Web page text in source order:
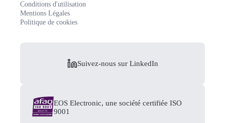
Conditions d'utilisation
Mentions Légales
Politique de cookies
Suivez-nous sur LinkedIn
EOS Electronic, une société certifiée ISO
9001